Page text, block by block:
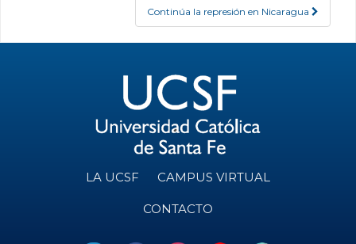
Continúa la represión en Nicaragua
LA UCSF CAMPUS VIRTUAL
CONTACTO